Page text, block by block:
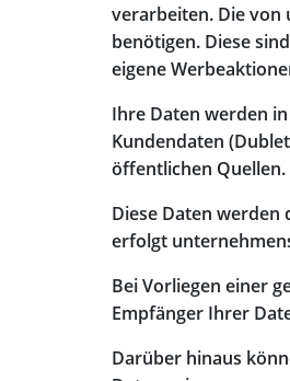
verarbeiten. Die von
benötigen. Diese
eigene
Ihre Daten werden
Kundendaten
öffentlichen Quellen.
Diese Daten
erfolgt
Bei Vorliegen einer
Empfänger Ihrer
Darüber hinaus